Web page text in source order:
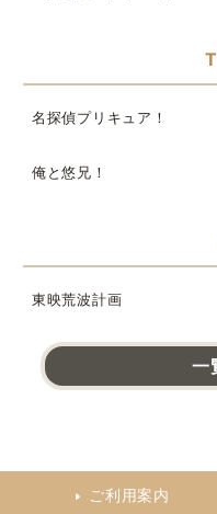
名探偵プリキュア！
俺と悠兄！
東映荒波計画
一
ご利用案内